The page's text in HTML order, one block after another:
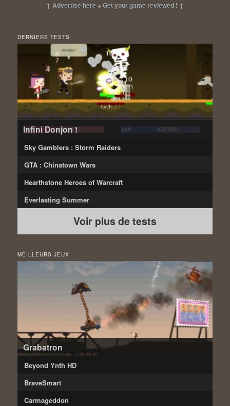
↑ Advertise here + Get your game reviewed ! ↑
DERNIERS TESTS
Infini Donjon !
Sky Gamblers : Storm Raiders
GTA : Chinatown Wars
Hearthstone Heroes of Warcraft
Everlasting Summer
Voir plus de tests
MEILLEURS JEUX
Grabatron
Beyond Ynth HD
BraveSmart
Carmageddon